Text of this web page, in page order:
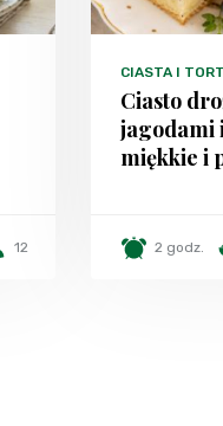
12
CIASTA I
Ciasto
jagodami
miękkie i
2 godz.